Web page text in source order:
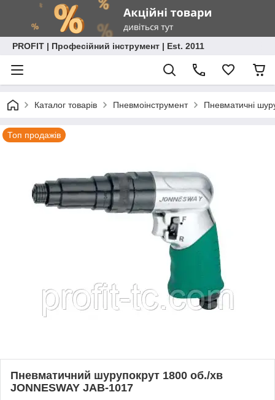
PROFIT | Професійний інструмент | Est. 2011
Каталог товарів Пневмоінструмент Пневматичні
Топ продажів
Пневматичний шурупокрут 1800 об./хв
JONNESWAY JAB-1017